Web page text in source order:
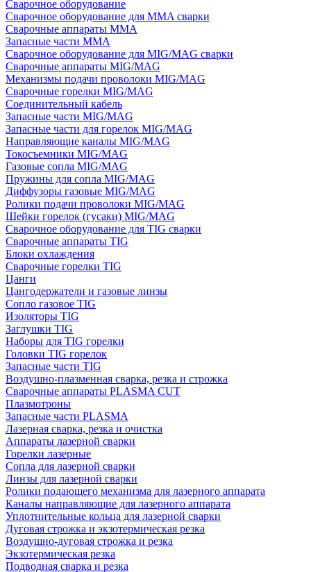
Сварочное оборудование
Сварочное оборудование для MMA сварки
Сварочные аппараты MMA
Запасные части MMA
Сварочное оборудование для MIG/MAG сварки
Сварочные аппараты MIG/MAG
Механизмы подачи проволоки MIG/MAG
Сварочные горелки MIG/MAG
Соединительный кабель
Запасные части MIG/MAG
Запасные части для горелок MIG/MAG
Направляющие каналы MIG/MAG
Токосъемники MIG/MAG
Газовые сопла MIG/MAG
Пружины для сопла MIG/MAG
Диффузоры газовые MIG/MAG
Ролики подачи проволоки MIG/MAG
Шейки горелок (гусаки) MIG/MAG
Сварочное оборудование для TIG сварки
Сварочные аппараты TIG
Блоки охлаждения
Сварочные горелки TIG
Цанги
Цангодержатели и газовые линзы
Сопло газовое TIG
Изоляторы TIG
Заглушки TIG
Наборы для TIG горелки
Головки TIG горелок
Запасные части TIG
Воздушно-плазменная сварка, резка и строжка
Сварочные аппараты PLASMA CUT
Плазмотроны
Запасные части PLASMA
Лазерная сварка, резка и очистка
Аппараты лазерной сварки
Горелки лазерные
Сопла для лазерной сварки
Линзы для лазерной сварки
Ролики подающего механизма для лазерного аппарата
Каналы направляющие для лазерного аппарата
Уплотнительные кольца для лазерной сварки
Дуговая строжка и экзотермическая резка
Воздушно-дуговая строжка и резка
Экзотермическая резка
Подводная сварка и резка